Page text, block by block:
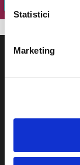
Statistici
Marketing